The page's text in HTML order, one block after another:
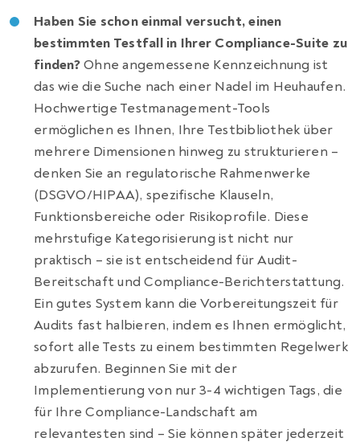
Haben Sie schon einmal versucht, einen
bestimmten Testfall in Ihrer Compliance-Suite zu
finden?Ohne angemessene Kennzeichnung ist
das wie die Suche nach einer Nadel im Heuhaufen.
Hochwertige Testmanagement-Tools
ermöglichen es Ihnen, Ihre Testbibliothek über
mehrere Dimensionen hinweg zu strukturieren –
denken Sie an regulatorische Rahmenwerke
(DSGVO/HIPAA), spezifische Klauseln,
Funktionsbereiche oder Risikoprofile. Diese
mehrstufige Kategorisierung ist nicht nur
praktisch – sie ist entscheidend für Audit-
Bereitschaft und Compliance-Berichterstattung.
Ein gutes System kann die Vorbereitungszeit für
Audits fast halbieren, indem es Ihnen ermöglicht,
sofort alle Tests zu einem bestimmten Regelwerk
abzurufen. Beginnen Sie mit der
Implementierung von nur 3-4 wichtigen Tags, die
für Ihre Compliance-Landschaft am
relevantesten sind – Sie können später jederzeit